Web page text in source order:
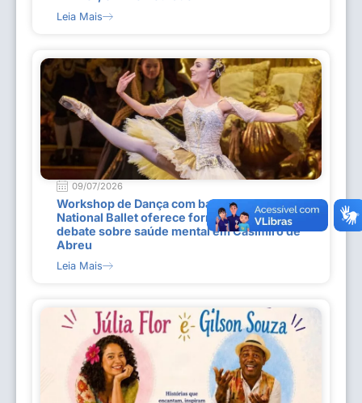
Leia Mais
09/07/2026
Workshop de Dança com bailarina do Dutch
National Ballet oferece formação técnica e
debate sobre saúde mental em Casimiro de
Abreu
Leia Mais